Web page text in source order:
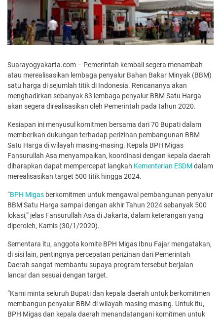
Suarayogyakarta.com – Pemerintah kembali segera menambah
atau merealisasikan lembaga penyalur Bahan Bakar Minyak (BBM)
satu harga di sejumlah titik di Indonesia. Rencananya akan
menghadirkan sebanyak 83 lembaga penyalur BBM Satu Harga
akan segera direalisasikan oleh Pemerintah pada tahun 2020.
Kesiapan ini menyusul komitmen bersama dari 70 Bupati dalam
memberikan dukungan terhadap perizinan pembangunan BBM
Satu Harga di wilayah masing-masing. Kepala BPH Migas
Fansurullah Asa menyampaikan, koordinasi dengan kepala daerah
diharapkan dapat mempercepat langkah Kementerian ESDM dalam
merealisasikan target 500 titik hingga 2024.
“BPH Migas berkomitmen untuk mengawal pembangunan penyalur
BBM Satu Harga sampai dengan akhir Tahun 2024 sebanyak 500
lokasi,” jelas Fansurullah Asa di Jakarta, dalam keterangan yang
diperoleh, Kamis (30/1/2020).
Sementara itu, anggota komite BPH Migas Ibnu Fajar mengatakan,
di sisi lain, pentingnya percepatan perizinan dari Pemerintah
Daerah sangat membantu supaya program tersebut berjalan
lancar dan sesuai dengan target.
“Kami minta seluruh Bupati dan kepala daerah untuk berkomitmen
membangun penyalur BBM di wilayah masing-masing. Untuk itu,
BPH Migas dan kepala daerah menandatangani komitmen untuk